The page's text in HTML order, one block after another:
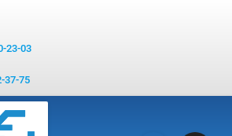
23-03
37-75